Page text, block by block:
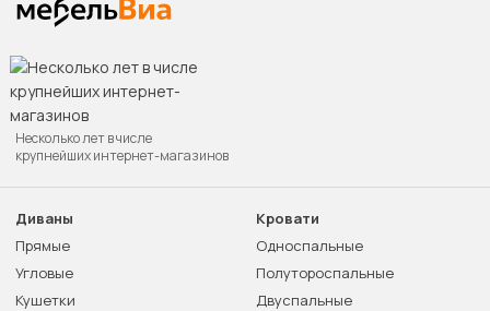
Несколько лет в числе
крупнейших интернет-магазинов
Диваны
Прямые
Угловые
Кушетки
Кровати
Односпальные
Полутороспальные
Двуспальные